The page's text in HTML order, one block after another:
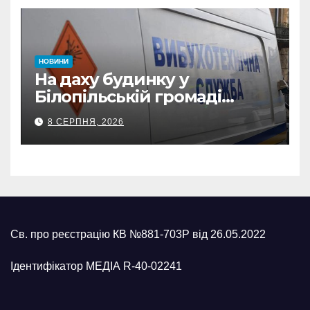
НОВИНИ
На даху будинку у
Білопільській громаді
знайшли 120-мм міну
8 СЕРПНЯ, 2026
Св. про реєстрацію КВ №881-703Р від 26.05.2022
Ідентифікатор МЕДІА R-40-02241